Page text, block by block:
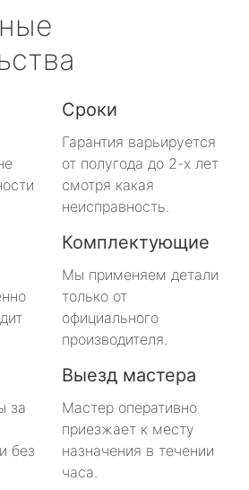
Сроки
Гарантия варьируется
от полугода до 2-х лет
смотря какая
неисправность.
Комплектующие
Мы применяем детали
только от
официального
производителя.
за
без
Выезд мастера
Мастер оперативно
приезжает к месту
назначения в течении
часа.